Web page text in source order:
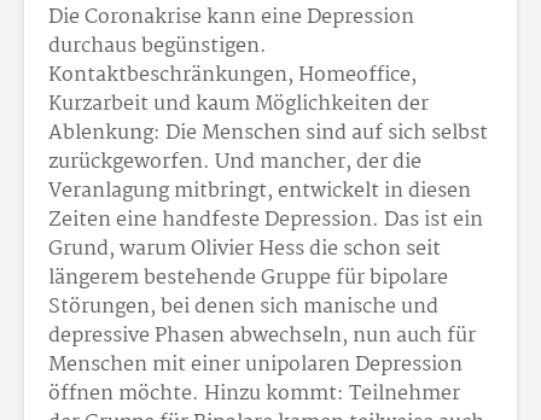
Die Coronakrise kann eine Depression
durchaus begünstigen.
Kontaktbeschränkungen, Homeoffice,
Kurzarbeit und kaum Möglichkeiten der
Ablenkung: Die Menschen sind auf sich selbst
zurückgeworfen. Und mancher, der die
Veranlagung mitbringt, entwickelt in diesen
Zeiten eine handfeste Depression. Das ist ein
Grund, warum Olivier Hess die schon seit
längerem bestehende Gruppe für bipolare
Störungen, bei denen sich manische und
depressive Phasen abwechseln, nun auch für
Menschen mit einer unipolaren Depression
öffnen möchte. Hinzu kommt: Teilnehmer